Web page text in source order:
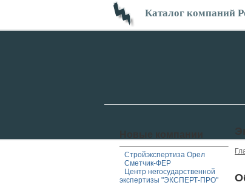
Каталог компаний
Стройэкспертиза Орел
Сметчик-ФЕР
Центр негосударственной
экспертизы "ЭКСПЕРТ-ПРО"